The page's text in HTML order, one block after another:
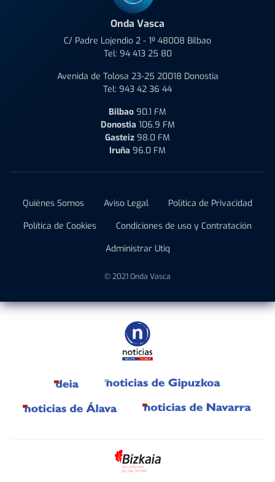
Onda Vasca
C/ Padre Lojendio 2 - 1º 48008 Bilbao
Tel: 94 413 25 80
Avenida de Tolosa 23-25 20018 Donostia
Tel: 943 42 36 44
Bilbao 90.1 FM
Donostia 106.9 FM
Gasteiz 98.0 FM
Iruña 96.0 FM
Quiénes Somos Aviso Legal
Política de Privacidad
Política de Cookies
Condiciones de uso y Contratación
Administrar Utiq
© 2021 Onda Vasca